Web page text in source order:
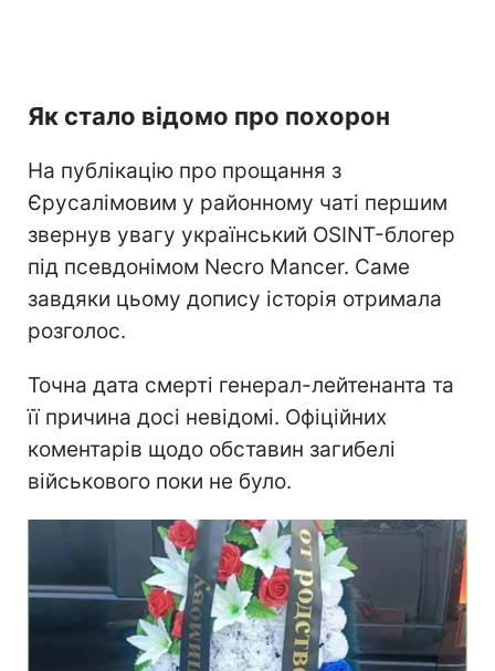
Як стало відомо про похорон
На публікацію про прощання з
Єрусалімовим у районному чаті першим
звернув увагу український OSINT-блогер
під псевдонімом Necro Mancer. Саме
завдяки цьому допису історія отримала
розголос.
Точна дата смерті генерал-лейтенанта та
її причина досі невідомі. Офіційних
коментарів щодо обставин загибелі
військового поки не було.